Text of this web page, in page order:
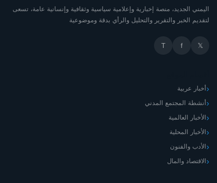
اليمني الجديد، منصة إخبارية وإعلامية سياسية وثقافية وإنسانية عامة، تسعى
لتقديم الخبر والتقرير والتحليل والرأي بدقة وموضوعية
𝕏
f
T
أخبار عربية
أنشطة المجتمع المدني
الأخبار العالمية
الأخبار المحلية
الأدب والفنون
الاقتصاد والمال